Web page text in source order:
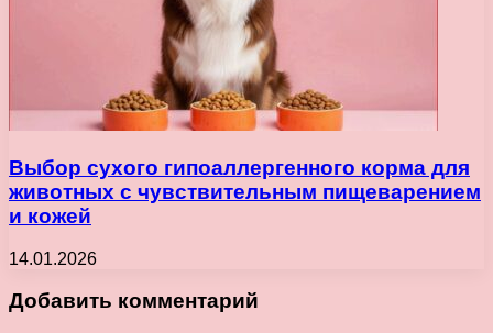
Выбор сухого гипоаллергенного корма для
животных с чувствительным пищеварением
и кожей
14.01.2026
Добавить комментарий